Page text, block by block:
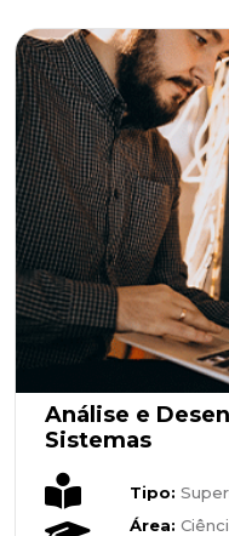
Análise e
Sistemas
Tipo:
Área: